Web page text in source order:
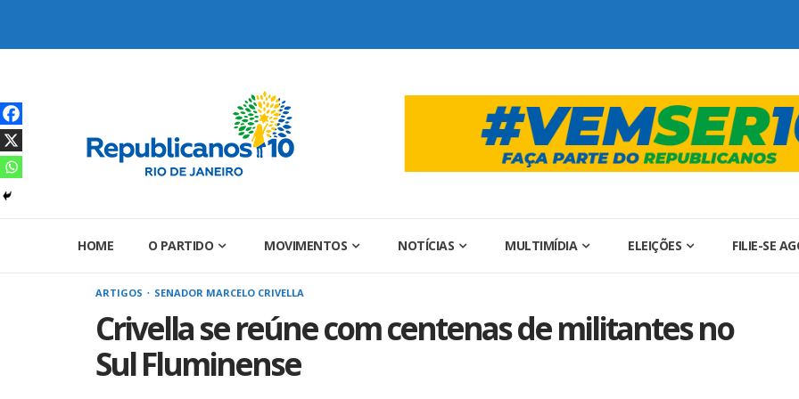
HOME O PARTIDO MOVIMENTOS NOTÍCIAS MULTIMÍDIA ELEIÇÕES FILIE-SE
ARTIGOS SENADOR MARCELO CRIVELLA
Crivella se reúne com centenas de militantes no
Sul Fluminense